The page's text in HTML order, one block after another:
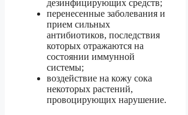
дезинфицирующих средств;
перенесенные заболевания и
прием сильных
антибиотиков, последствия
которых отражаются на
состоянии иммунной
системы;
воздействие на кожу сока
некоторых растений,
провоцирующих нарушение.